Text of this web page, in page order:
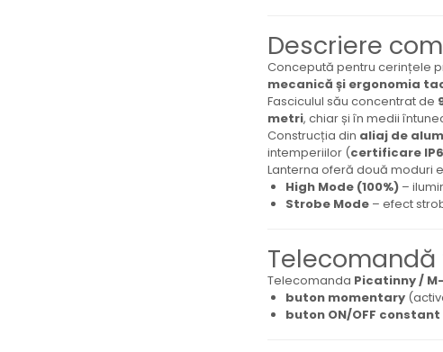
Descriere
Concepută pentru cerințele
mecanică și ergonomia
Fasciculul său concentrat de
metri, chiar și în medii
Construcția din aliaj de
intemperiilor (certificare
Lanterna oferă două moduri
High Mode (100%) –
Strobe Mode – efect
Telecomanda Picatinny /
buton momentary
buton ON/OFF constant